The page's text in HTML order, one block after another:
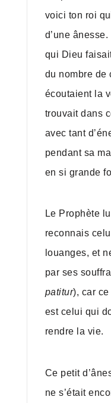
voici ton roi
d’une
qui Dieu
du nombre de
écoutaient la
trouvait dans
avec tant
pendant sa
en si grande
Le Prophète
reconnais
louanges, et
par ses
patitur), car
est celui qui
rendre la vie.
Ce petit
ne s’était